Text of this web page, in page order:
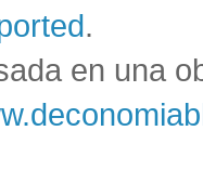
.
en una